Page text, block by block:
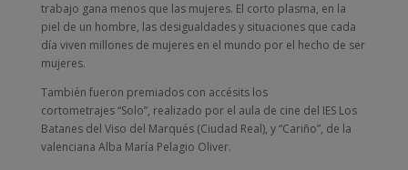
trabajo gana menos que las mujeres. El corto plasma, en la
piel de un hombre, las desigualdades y situaciones que cada
día viven millones de mujeres en el mundo por el hecho de ser
mujeres.
También fueron premiados con accésits los
cortometrajes “Solo”, realizado por el aula de cine del IES Los
Batanes del Viso del Marqués (Ciudad Real), y “Cariño”, de la
valenciana Alba María Pelagio Oliver.